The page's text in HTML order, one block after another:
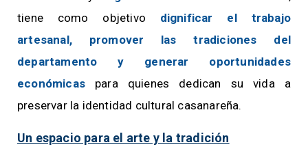
tiene como objetivo dignificar el trabajo
artesanal, promover las tradiciones del
departamento y generar oportunidades
económicas para quienes dedican su vida a
preservar la identidad cultural casanareña.
Un espacio para el arte y la tradición